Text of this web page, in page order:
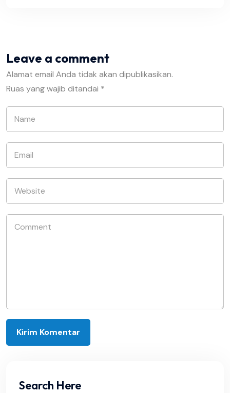
Leave a comment
Alamat email Anda tidak akan dipublikasikan.
Ruas yang wajib ditandai *
Search Here